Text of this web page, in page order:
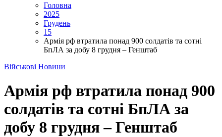
Головна
2025
Грудень
15
Армія рф втратила понад 900 солдатів та сотні
БпЛА за добу 8 грудня – Генштаб
Військові Новини
Армія рф втратила понад 900
солдатів та сотні БпЛА за
добу 8 грудня – Генштаб